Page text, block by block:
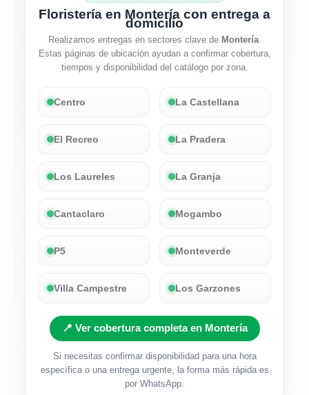
Floristería en Montería con entrega a
domicilio
Realizamos entregas en sectores clave de Montería.
Estas páginas de ubicación ayudan a confirmar cobertura,
tiempos y disponibilidad del catálogo por zona.
Centro La Castellana
El Recreo La Pradera
Los Laureles La Granja
Cantaclaro Mogambo
P5 Monteverde
Villa Campestre Los Garzones
📍 Ver cobertura completa en Montería
Si necesitas confirmar disponibilidad para una hora
específica o una entrega urgente, la forma más rápida es
por WhatsApp.